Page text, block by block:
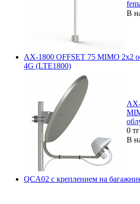
В
AX-1800 OFFSET 75 MIMO 2x2
4G (LTE1800)
0 тг
В
QCA02 с креплением на